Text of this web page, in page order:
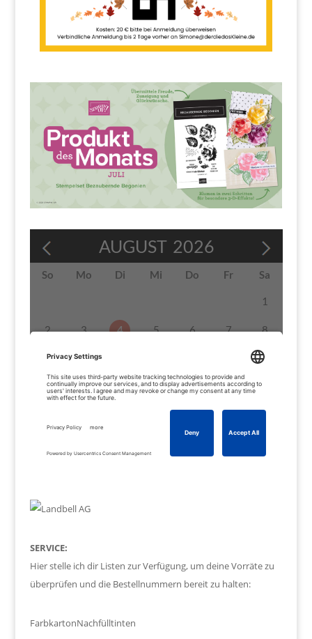
SERVICE:
Hier stelle ich dir Listen zur Verfügung, um deine Vorräte zu
überprüfen und die Bestellnummern bereit zu halten:
FarbkartonNachfülltinten